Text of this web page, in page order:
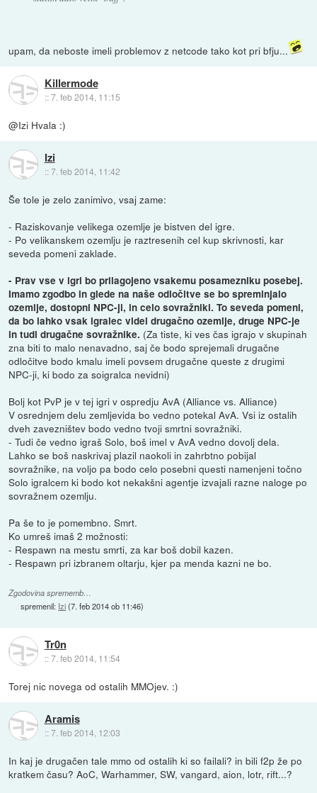
upam, da neboste imeli problemov z netcode tako kot pri bfju...
Killermode
::7. feb 2014, 11:15
@Izi Hvala :)
Izi
::7. feb 2014, 11:42
Še tole je zelo zanimivo, vsaj zame:
- Raziskovanje velikega ozemlje je bistven del igre.
- Po velikanskem ozemlju je raztresenih cel kup skrivnosti, kar
seveda pomeni zaklade.
- Prav vse v igri bo prilagojeno vsakemu posamezniku posebej.
Imamo zgodbo in glede na naše odločitve se bo spreminjalo
ozemlje, dostopni NPC-ji, in celo sovražniki. To seveda pomeni,
da bo lahko vsak igralec videl drugačno ozemlje, druge NPC-je
in tudi drugačne sovražnike. (Za tiste, ki ves čas igrajo v skupinah
zna biti to malo nenavadno, saj če bodo sprejemali drugačne
odločitve bodo kmalu imeli povsem drugačne queste z drugimi
NPC-ji, ki bodo za soigralca nevidni)
Bolj kot PvP je v tej igri v ospredju AvA (Alliance vs. Alliance)
V osrednjem delu zemljevida bo vedno potekal AvA. Vsi iz ostalih
dveh zavezništev bodo vedno tvoji smrtni sovražniki.
- Tudi če vedno igraš Solo, boš imel v AvA vedno dovolj dela.
Lahko se boš naskrivaj plazil naokoli in zahrbtno pobijal
sovražnike, na voljo pa bodo celo posebni questi namenjeni točno
Solo igralcem ki bodo kot nekakšni agentje izvajali razne naloge po
sovražnem ozemlju.
Pa še to je pomembno. Smrt.
Ko umreš imaš 2 možnosti:
- Respawn na mestu smrti, za kar boš dobil kazen.
- Respawn pri izbranem oltarju, kjer pa menda kazni ne bo.
Zgodovina sprememb…
spremenil: Izi(7. feb 2014 ob 11:46)
Tr0n
::7. feb 2014, 11:54
Torej nic novega od ostalih MMOjev. :)
Aramis
::7. feb 2014, 12:03
In kaj je drugačen tale mmo od ostalih ki so failali? in bili f2p že po
kratkem času? AoC, Warhammer, SW, vangard, aion, lotr, rift...?